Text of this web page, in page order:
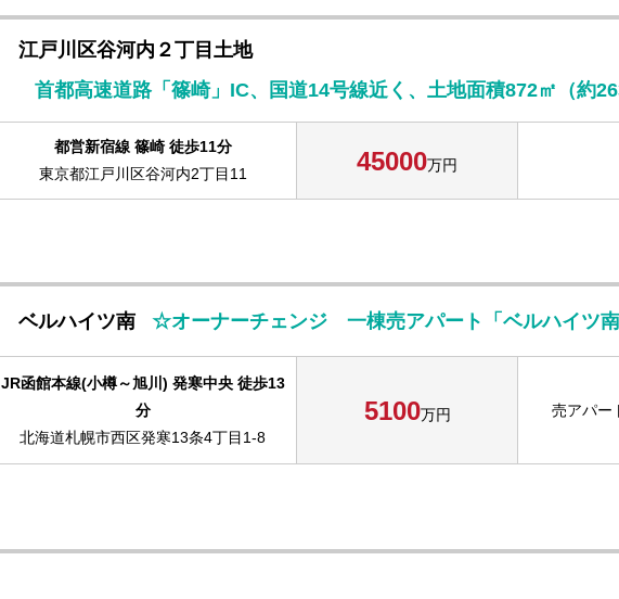
江戸川区谷河内２丁目土地
都営新宿線 篠崎 徒歩11分
東京都江戸川区谷河内2丁目11
45000万円
ベルハイツ南 ☆オーナーチェンジ 一棟売アパート「ベルハイツ
JR函館本線(小樽～旭川) 発寒中央 徒歩13
分
北海道札幌市西区発寒13条4丁目1-8
5100万円 売アパー